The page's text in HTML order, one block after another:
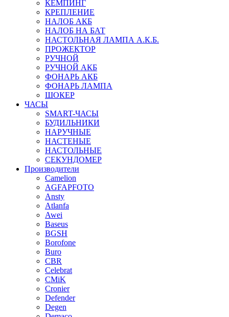
КЕМПИНГ
КРЕПЛЕНИЕ
НАЛОБ АКБ
НАЛОБ НА БАТ
НАСТОЛЬНАЯ ЛАМПА А.К.Б.
ПРОЖЕКТОР
РУЧНОЙ
РУЧНОЙ АКБ
ФОНАРЬ АКБ
ФОНАРЬ ЛАМПА
ШОКЕР
ЧАСЫ
SMART-ЧАСЫ
БУДИЛЬНИКИ
НАРУЧНЫЕ
НАСТЕНЫЕ
НАСТОЛЬНЫЕ
СЕКУНДОМЕР
Производители
Camelion
AGFAPFOTO
Ansty
Atlanfa
Awei
Baseus
BGSH
Borofone
Buro
CBR
Celebrat
CMiK
Cronier
Defender
Degen